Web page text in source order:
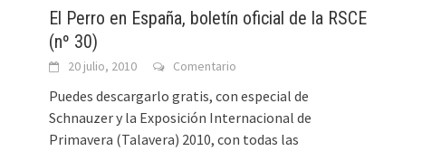
El Perro en España, boletín oficial de la RSCE
(nº 30)
20 julio, 2010 Comentario
Puedes descargarlo gratis, con especial de
Schnauzer y la Exposición Internacional de
Primavera (Talavera) 2010, con todas las